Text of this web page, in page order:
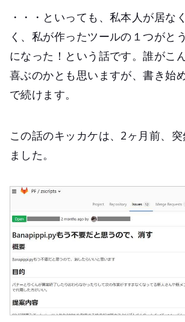
・・・といっても、私本人が居な
く、私が作ったツールの１つがと
になった！という話です。誰がこ
喜ぶのかとも思いますが、書き始
で続けます。
この話のキッカケは、2ヶ月前、突
ました。